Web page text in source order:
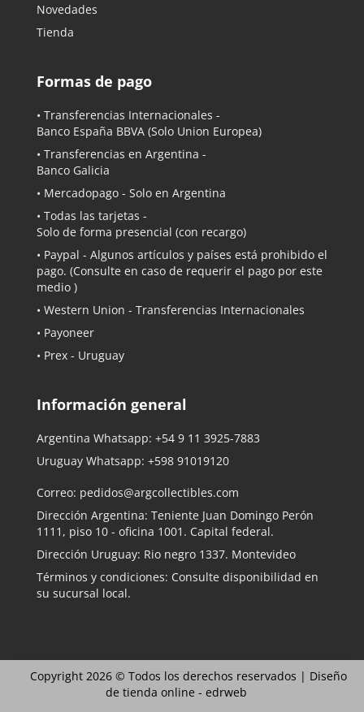
Novedades
Tienda
Formas de pago
• Transferencias Internacionales -
Banco España BBVA (Solo Union Europea)
• Transferencias en Argentina -
Banco Galicia
• Mercadopago - Solo en Argentina
• Todas las tarjetas -
Solo de forma presencial (con recargo)
• Paypal - Algunos artículos y países está prohibido el
pago. (Consulte en caso de requerir el pago por este
medio )
• Western Union - Transferencias Internacionales
• Payoneer
• Prex - Uruguay
Información general
Argentina Whatsapp: +54 9 11 3925-7883
Uruguay Whatsapp: +598 91019120
Correo: pedidos@argcollectibles.com
Dirección Argentina: Teniente Juan Domingo Perón
1111, piso 10 - oficina 1001. Capital federal.
Dirección Uruguay: Rio negro 1337. Montevideo
Términos y condiciones: Consulte disponibilidad en
su sucursal local.
Copyright 2026 © Todos los derechos reservados | Diseño
de tienda online - edrweb